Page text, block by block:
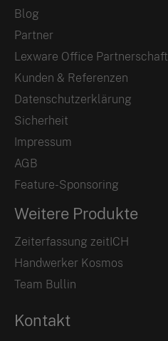
Blog
Partner
Lexware Office Partnerschaft
Kunden & Referenzen
Datenschutzerklärung
Sicherheit
Impressum
AGB
Feature-Sponsoring
Weitere Produkte
Zeiterfassung zeitICH
Handwerker Kosmos
Team Bullin
Kontakt